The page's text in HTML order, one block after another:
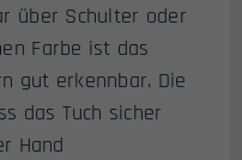
über Schulter oder
Farbe ist das
gut erkennbar. Die
das Tuch sicher
Hand